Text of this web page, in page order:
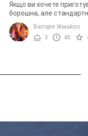
Якщо ви хочете
борошна, але
пельмені вже
зробити дуже смачні
італійська страва ...
Вікторія Жмайло
3
45